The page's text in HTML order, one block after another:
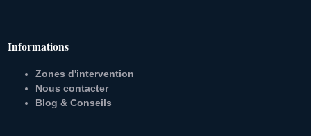
Informations
Zones d'intervention
Nous contacter
Blog & Conseils